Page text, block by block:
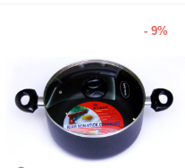
- 9%